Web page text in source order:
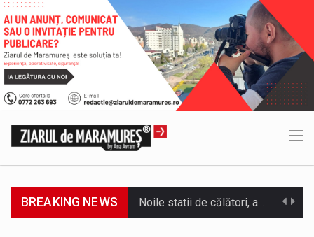
BREAKING NEWS Municipiul Baia Mare, prin Serviciul Public Comunitar Local de Evidență a Persoanelor - Serviciul Evidența Persoanelor, îi informează pe cetățenii…